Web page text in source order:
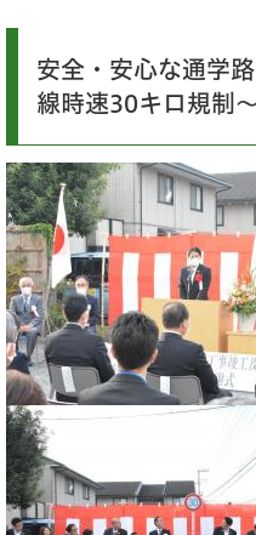
安全・安心な通学
線時速30キロ規制